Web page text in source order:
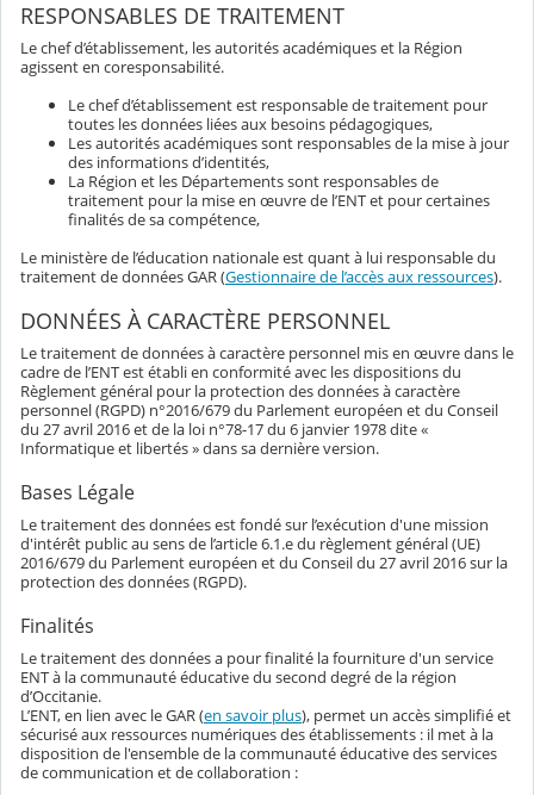
RESPONSABLES DE TRAITEMENT
Le chef d’établissement, les autorités académiques et la Région
agissent en coresponsabilité.
Le chef d’établissement est responsable de traitement pour
toutes les données liées aux besoins pédagogiques,
Les autorités académiques sont responsables de la mise à jour
des informations d’identités,
La Région et les Départements sont responsables de
traitement pour la mise en œuvre de l’ENT et pour certaines
finalités de sa compétence,
Le ministère de l’éducation nationale est quant à lui responsable du
traitement de données GAR (Gestionnaire de l’accès aux ressources).
DONNÉES À CARACTÈRE PERSONNEL
Le traitement de données à caractère personnel mis en œuvre dans le
cadre de l’ENT est établi en conformité avec les dispositions du
Règlement général pour la protection des données à caractère
personnel (RGPD) n°2016/679 du Parlement européen et du Conseil
du 27 avril 2016 et de la loi n°78-17 du 6 janvier 1978 dite «
Informatique et libertés » dans sa dernière version.
Bases Légale
Le traitement des données est fondé sur l’exécution d'une mission
d'intérêt public au sens de l’article 6.1.e du règlement général (UE)
2016/679 du Parlement européen et du Conseil du 27 avril 2016 sur la
protection des données (RGPD).
Finalités
Le traitement des données a pour finalité la fourniture d'un service
ENT à la communauté éducative du second degré de la région
d’Occitanie.
L’ENT, en lien avec le GAR (en savoir plus), permet un accès simplifié et
sécurisé aux ressources numériques des établissements : il met à la
disposition de l'ensemble de la communauté éducative des services
de communication et de collaboration :